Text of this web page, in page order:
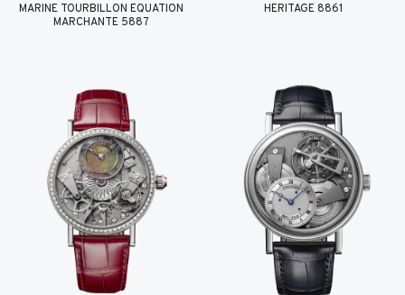
MARINE TOURBILLON ÉQUATION
MARCHANTE 5887
HÉRITAGE 8861